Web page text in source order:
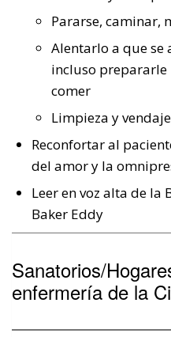
Pararse, caminar,
Alentarlo a que se
incluso
comer
Limpieza y vendaje
Reconfortar al
del amor y la
Leer en voz alta de la
Baker Eddy
Sanatorios/
enfermería de la